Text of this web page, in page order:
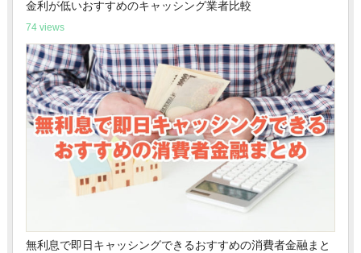
金利が低いおすすめのキャッシング業者比較
74 views
無利息で即日キャッシングできるおすすめの消費者金融まと